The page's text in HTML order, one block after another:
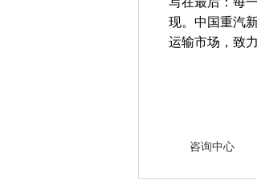
现。中国重汽
运输市场，致
咨询中心